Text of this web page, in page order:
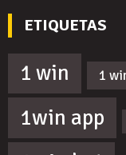
ETIQUETAS
1 win 1
1win app